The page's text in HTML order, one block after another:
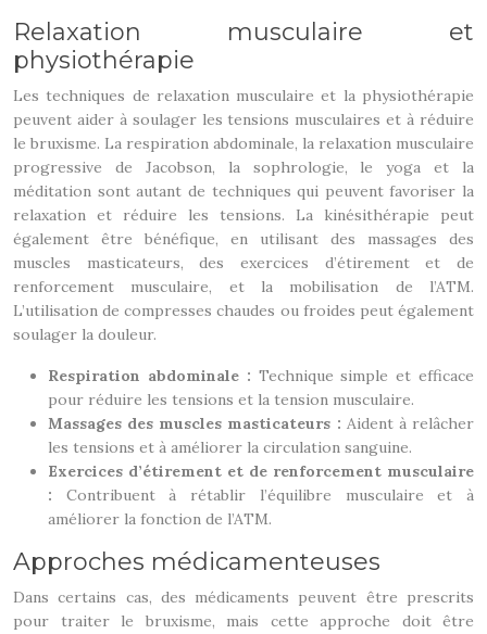
Relaxation musculaire et
physiothérapie
Les techniques de relaxation musculaire et la physiothérapie
peuvent aider à soulager les tensions musculaires et à réduire
le bruxisme. La respiration abdominale, la relaxation musculaire
progressive de Jacobson, la sophrologie, le yoga et la
méditation sont autant de techniques qui peuvent favoriser la
relaxation et réduire les tensions. La kinésithérapie peut
également être bénéfique, en utilisant des massages des
muscles masticateurs, des exercices d’étirement et de
renforcement musculaire, et la mobilisation de l’ATM.
L’utilisation de compresses chaudes ou froides peut également
soulager la douleur.
Respiration abdominale : Technique simple et efficace
pour réduire les tensions et la tension musculaire.
Massages des muscles masticateurs : Aident à relâcher
les tensions et à améliorer la circulation sanguine.
Exercices d’étirement et de renforcement musculaire
: Contribuent à rétablir l’équilibre musculaire et à
améliorer la fonction de l’ATM.
Approches médicamenteuses
Dans certains cas, des médicaments peuvent être prescrits
pour traiter le bruxisme, mais cette approche doit être